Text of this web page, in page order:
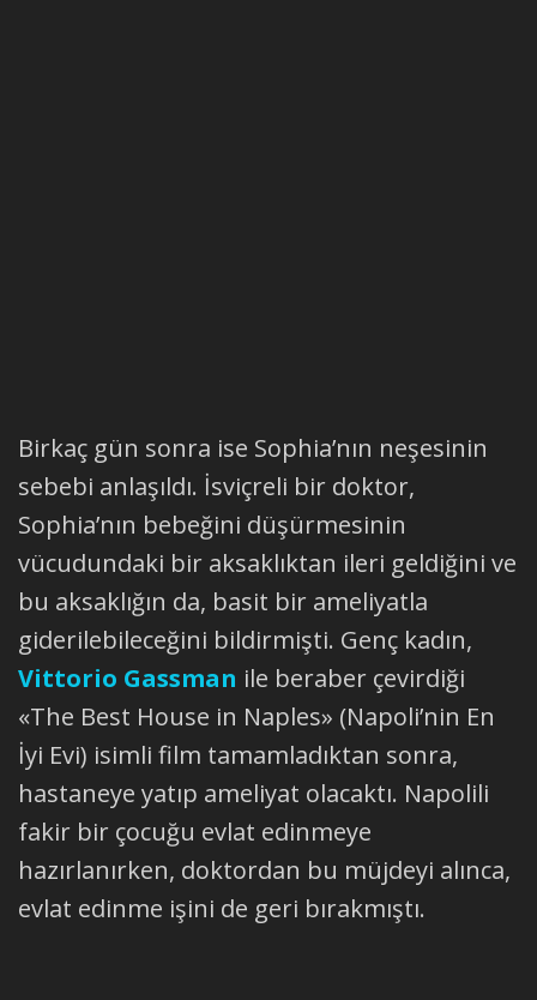
Birkaç gün sonra ise Sophia’nın neşesinin
sebebi anlaşıldı. İsviçreli bir doktor,
Sophia’nın bebeğini düşürmesinin
vücudundaki bir aksaklıktan ileri geldiğini ve
bu aksaklığın da, basit bir ameliyatla
giderilebileceğini bildirmişti. Genç kadın,
Vittorio Gassman ile beraber çevirdiği
«The Best House in Naples» (Napoli’nin En
İyi Evi) isimli film tamamladıktan sonra,
hastaneye yatıp ameliyat olacaktı. Napolili
fakir bir çocuğu evlat edinmeye
hazırlanırken, doktordan bu müjdeyi alınca,
evlat edinme işini de geri bırakmıştı.